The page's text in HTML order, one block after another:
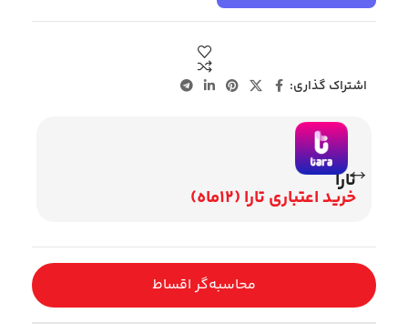
اشتراک گذاری:
تارا
خرید اعتباری تارا (12ماه)
محاسبه‌گر اقساط